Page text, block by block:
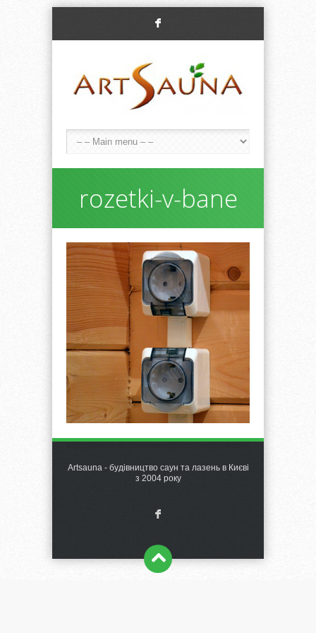
F
rozetki-v-bane
Artsauna - будівництво саун та лазень в Києві
з 2004 року
F